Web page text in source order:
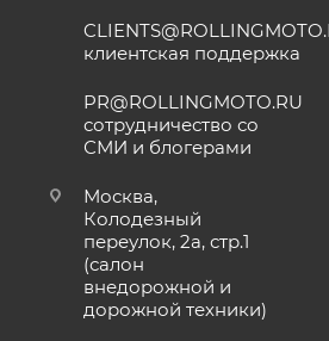
клиентская поддержка
PR@ROLLINGMOTO.RU
сотрудничество со
СМИ и блогерами
Москва,
Колодезный
переулок, 2а, стр.1
(салон
внедорожной и
дорожной техники)